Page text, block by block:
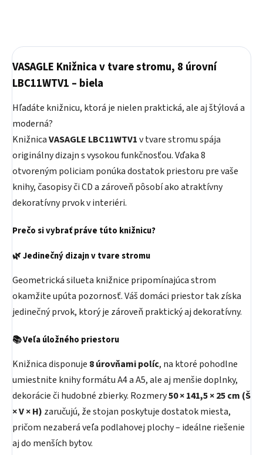
VASAGLE Knižnica v tvare stromu, 8 úrovní
LBC11WTV1 – biela
Hľadáte knižnicu, ktorá je nielen praktická, ale aj štýlová a
moderná?
KnižnicaVASAGLE LBC11WTV1v tvare stromu spája
originálny dizajn s vysokou funkčnosťou. Vďaka 8
otvoreným policiam ponúka dostatok priestoru pre vaše
knihy, časopisy či CD a zároveň pôsobí ako atraktívny
dekoratívny prvok v interiéri.
Prečo si vybrať práve túto knižnicu?
🌿 Jedinečný dizajn v tvare stromu
Geometrická silueta knižnice pripomínajúca strom
okamžite upúta pozornosť. Váš domáci priestor tak získa
jedinečný prvok, ktorý je zároveň praktický aj dekoratívny.
📚 Veľa úložného priestoru
Knižnica disponuje 8 úrovňami políc, na ktoré pohodlne
umiestnite knihy formátu A4 a A5, ale aj menšie doplnky,
dekorácie či hudobné zbierky. Rozmery50 × 141,5 × 25 cm (Š
× V × H) zaručujú, že stojan poskytuje dostatok miesta,
pričom nezaberá veľa podlahovej plochy – ideálne riešenie
aj do menších bytov.